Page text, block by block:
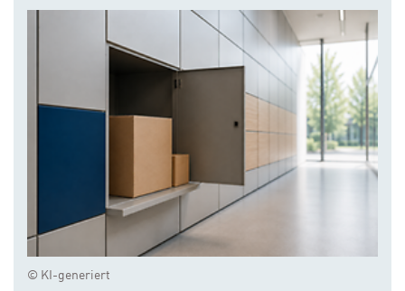
© KI-generiert